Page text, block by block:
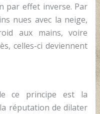
par effet inverse. Par
nues avec la neige,
aux mains, voire
celles-ci deviennent
ce principe est la
réputation de dilater